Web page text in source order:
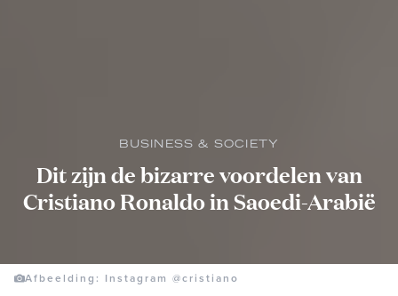
BUSINESS & SOCIETY
Dit zijn de bizarre voordelen van
Cristiano Ronaldo in Saoedi-Arabië
Afbeelding: Instagram @cristiano